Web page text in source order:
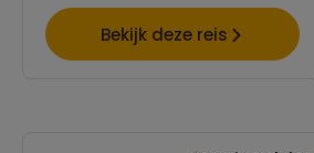
Bekijk deze reis